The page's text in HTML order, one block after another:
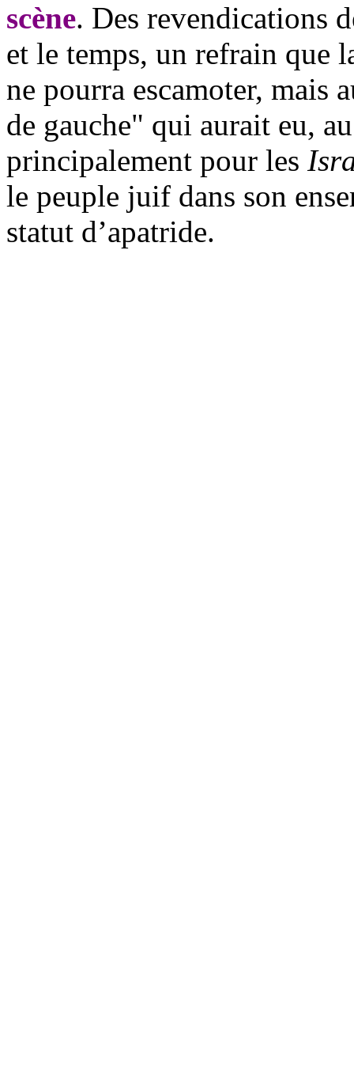
scène. Des revendications
et le temps, un refrain que
ne pourra escamoter, mais
de gauche" qui aurait eu,
principalement pour les
le peuple juif dans son
statut d’apatride.